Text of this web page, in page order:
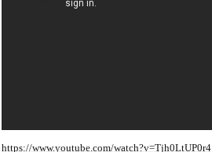
https://www.youtube.com/watch?v=Tjh0LtUP0r4